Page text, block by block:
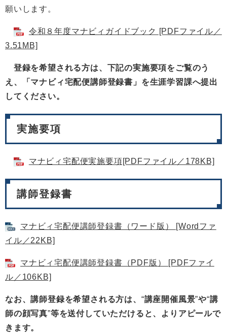
願いします。
令和８年度マナビィガイドブック [PDFファイル／
3.51MB]
登録を希望される方は、下記の実施要項をご覧のう
え、「マナビィ宅配便講師登録書」を生涯学習課へ提出
してください。
実施要項
マナビィ宅配便実施要項[PDFファイル／178KB]
講師登録書
マナビィ宅配便講師登録書（ワード版） [Wordファ
イル／22KB]
マナビィ宅配便講師登録書（PDF版） [PDFファイ
ル／106KB]
なお、講師登録を希望される方は、 “​講座開催風景”​や“​講
師の顔写真”​等を送付していただけると、よりアピールで
きます。